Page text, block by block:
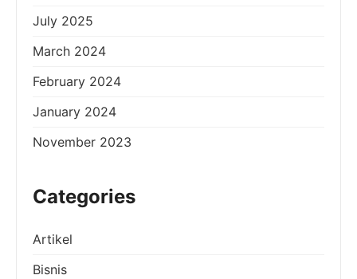
July 2025
March 2024
February 2024
January 2024
November 2023
Categories
Artikel
Bisnis